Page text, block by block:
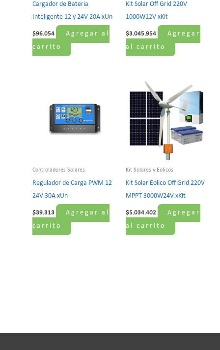
Cargador de Bateria
Inteligente 12 y 24V 20A xUn
$96.054
Agregar al
carrito
Kit Solar Off Grid 220V
1000W12V xKit
$3.045.954
Agregar
al carrito
Controladores Solares
Regulador de Carga PWM 12
24V 30A xUn
$39.313
Agregar al
carrito
Kit Solares y Eolicos
Kit Solar Eolico Off Grid 220V
MPPT 3000W24V xKit
$5.034.402
Agregar
al carrito